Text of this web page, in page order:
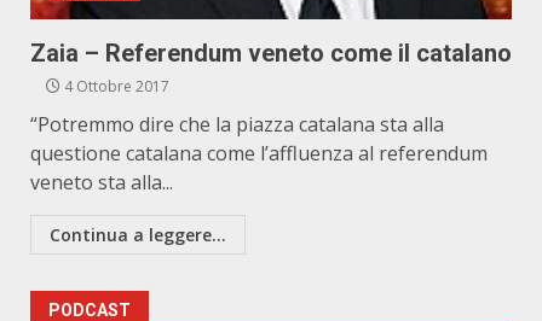
Zaia – Referendum veneto come il catalano
4 Ottobre 2017
“Potremmo dire che la piazza catalana sta alla
questione catalana come l’affluenza al referendum
veneto sta alla...
Continua a leggere...
PODCAST